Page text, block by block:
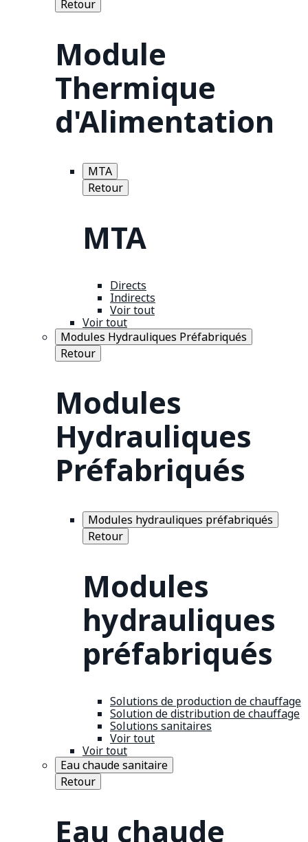
Retour
Module
Thermique
d'Alimentation
MTA
Retour
MTA
Directs
Indirects
Voir tout
Voir tout
Modules Hydrauliques Préfabriqués
Retour
Modules
Hydrauliques
Préfabriqués
Modules hydrauliques préfabriqués
Retour
Modules
hydrauliques
préfabriqués
Solutions de production de chauffage
Solution de distribution de chauffage
Solutions sanitaires
Voir tout
Voir tout
Eau chaude sanitaire
Retour
Eau chaude